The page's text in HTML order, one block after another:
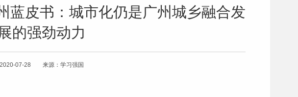
蓝皮书：城市化仍是广州城乡融合发
展的强劲动力
2020-07-28 来源：学习强国